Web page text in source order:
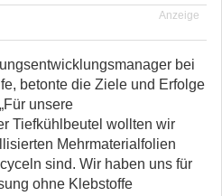
Anzeige
bei
betonte die Ziele und Erfolge
unsere
Tiefkühlbeutel wollten wir
Mehrmaterialfolien
sind. Wir haben uns für
ohne Klebstoffe